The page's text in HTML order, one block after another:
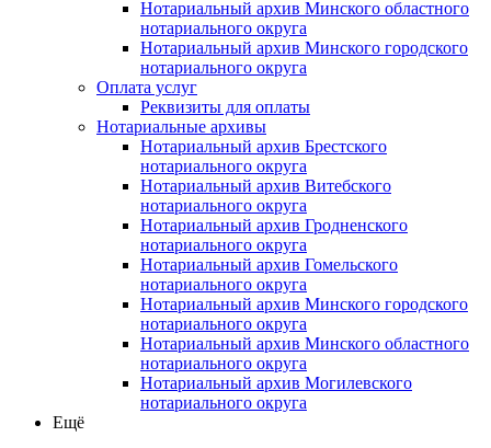
Нотариальный архив Минского областного
нотариального округа
Нотариальный архив Минского городского
нотариального округа
Оплата услуг
Реквизиты для оплаты
Нотариальные архивы
Нотариальный архив Брестского
нотариального округа
Нотариальный архив Витебского
нотариального округа
Нотариальный архив Гродненского
нотариального округа
Нотариальный архив Гомельского
нотариального округа
Нотариальный архив Минского городского
нотариального округа
Нотариальный архив Минского областного
нотариального округа
Нотариальный архив Могилевского
нотариального округа
Ещё